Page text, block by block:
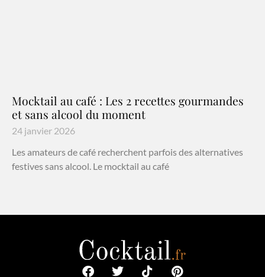
Mocktail au café : Les 2 recettes gourmandes
et sans alcool du moment
24 janvier 2026
Les amateurs de café recherchent parfois des alternatives
festives sans alcool. Le mocktail au café